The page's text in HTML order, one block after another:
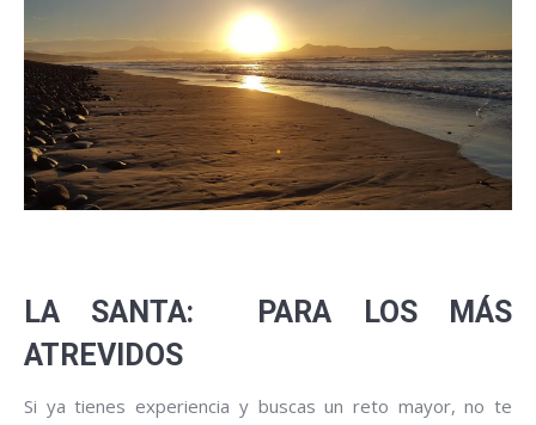
LA SANTA:
PARA LOS MÁS
ATREVIDOS
Si ya tienes experiencia y buscas un reto mayor, no te